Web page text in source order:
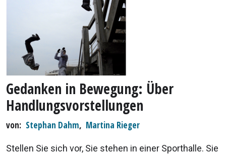
Gedanken in Bewegung: Über
Handlungsvorstellungen
von Stephan Dahm, Martina Rieger
Stellen Sie sich vor, Sie stehen in einer Sporthalle. Sie